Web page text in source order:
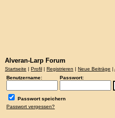
Alveran-Larp Forum
Startseite | Profil | Registrieren | Neue Beiträge |
Benutzername:
Passwort:
Passwort speichern
Passwort vergessen?